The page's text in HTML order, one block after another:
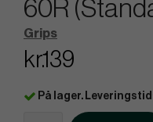
60R
Grips
kr.139
På lager.